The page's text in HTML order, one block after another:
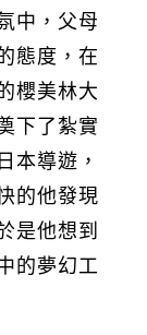
中，父母
態度，在
櫻美林大
下了紮實
本導遊，
的他發現
是他想到
的夢幻工